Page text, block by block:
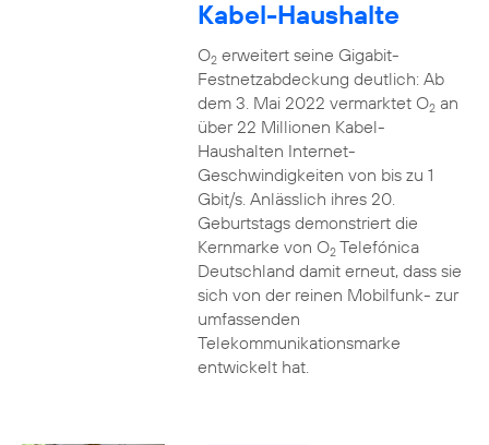
Kabel-Haushalte
O2erweitert seine Gigabit-
Festnetzabdeckung deutlich: Ab
dem 3. Mai 2022 vermarktet O2an
über 22 Millionen Kabel-
Haushalten Internet-
Geschwindigkeiten von bis zu 1
Gbit/s. Anlässlich ihres 20.
Geburtstags demonstriert die
Kernmarke von O2Telefónica
Deutschland damit erneut, dass sie
sich von der reinen Mobilfunk- zur
umfassenden
Telekommunikationsmarke
entwickelt hat.